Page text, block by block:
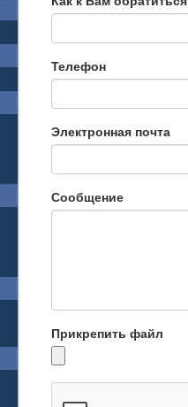
Телефон
Электронная почта
Сообщение
Прикрепить файл